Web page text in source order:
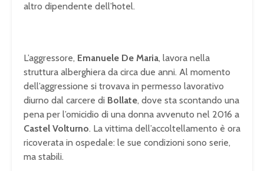
altro dipendente dell’hotel.
L’aggressore, Emanuele De Maria, lavora nella
struttura alberghiera da circa due anni. Al momento
dell’aggressione si trovava in permesso lavorativo
diurno dal carcere di Bollate, dove sta scontando una
pena per l’omicidio di una donna avvenuto nel 2016 a
Castel Volturno. La vittima dell’accoltellamento è ora
ricoverata in ospedale: le sue condizioni sono serie,
ma stabili.